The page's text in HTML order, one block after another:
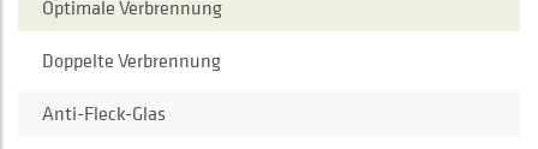
Optimale Verbrennung
Doppelte Verbrennung
Anti-Fleck-Glas